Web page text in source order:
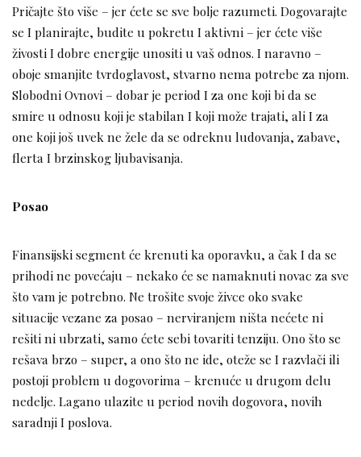
Pričajte što više – jer ćete se sve bolje razumeti. Dogovarajte
se I planirajte, budite u pokretu I aktivni – jer ćete više
živosti I dobre energije unositi u vaš odnos. I naravno –
oboje smanjite tvrdoglavost, stvarno nema potrebe za njom.
Slobodni Ovnovi – dobar je period I za one koji bi da se
smire u odnosu koji je stabilan I koji može trajati, ali I za
one koji još uvek ne žele da se odreknu ludovanja, zabave,
flerta I brzinskog ljubavisanja.
Posao
Finansijski segment će krenuti ka oporavku, a čak I da se
prihodi ne povećaju – nekako će se namaknuti novac za sve
što vam je potrebno. Ne trošite svoje živce oko svake
situacije vezane za posao – nerviranjem ništa nećete ni
rešiti ni ubrzati, samo ćete sebi tovariti tenziju. Ono što se
rešava brzo – super, a ono što ne ide, oteže se I razvlači ili
postoji problem u dogovorima – krenuće u drugom delu
nedelje. Lagano ulazite u period novih dogovora, novih
saradnji I poslova.